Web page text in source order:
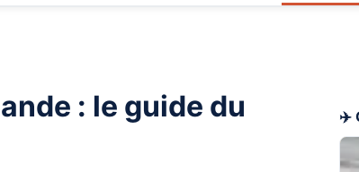
: le guide du
✈️